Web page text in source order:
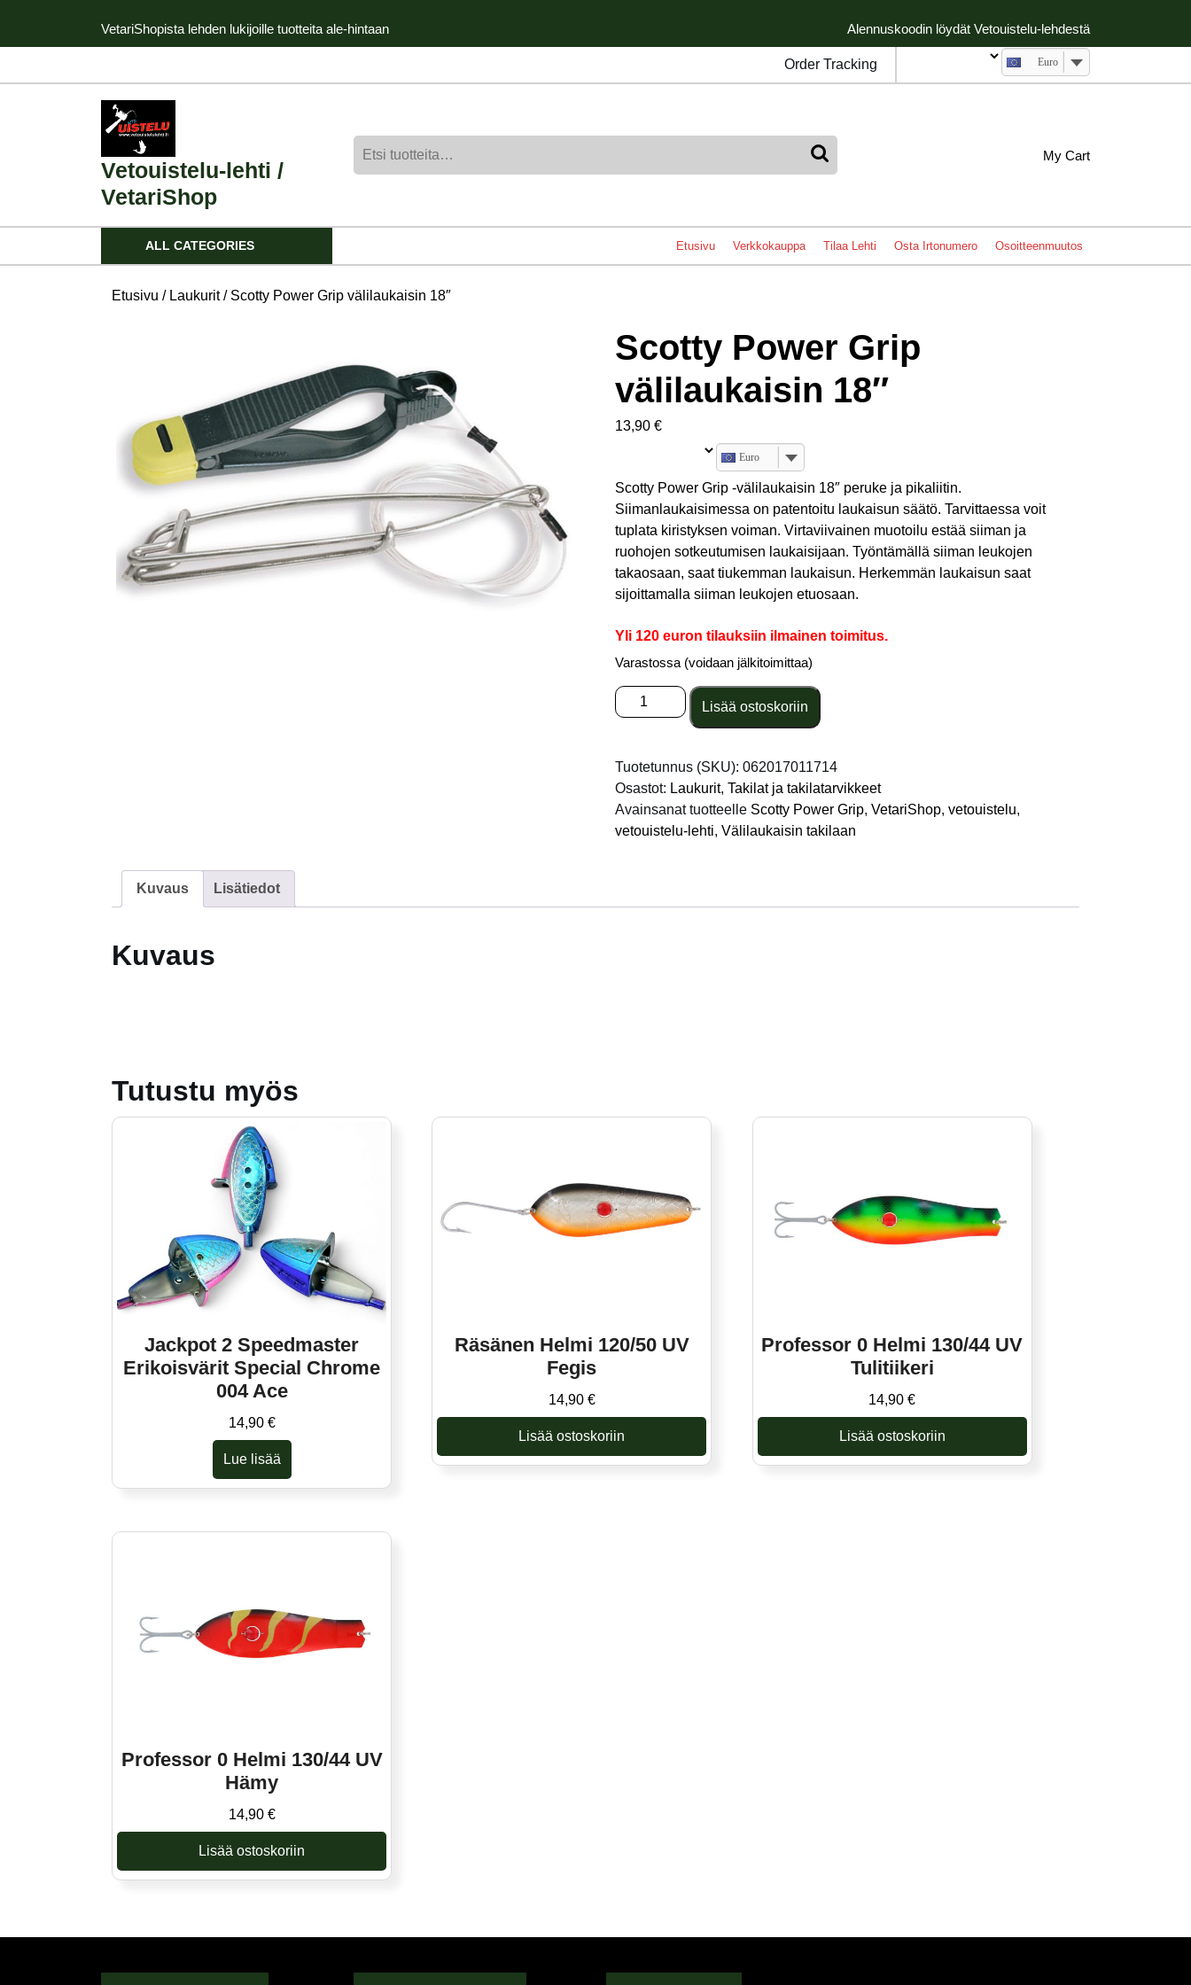
content
VetariShopista lehden lukijoille tuotteita ale-hintaan Alennuskoodin löydät Vetouistelu-lehdestä
Order Tracking Euro
Vetouistelu-lehti /
VetariShop
My Cartshopping
ALL CATEGORIES Etusivu Verkkokauppa Tilaa Lehti Osta Irtonumero Osoitteenmuutos
Etusivu / Laukurit/ Scotty Power Grip välilaukaisin 18″
Scotty Power Grip
välilaukaisin 18″
13,90 €
Euro
Scotty Power Grip -välilaukaisin 18″ peruke ja pikaliitin.
Siimanlaukaisimessa on patentoitu laukaisun säätö. Tarvittaessa voit
tuplata kiristyksen voiman. Virtaviivainen muotoilu estää siiman ja
ruohojen sotkeutumisen laukaisijaan. Työntämällä siiman leukojen
takaosaan, saat tiukemman laukaisun. Herkemmän laukaisun saat
sijoittamalla siiman leukojen etuosaan.
Yli 120 euron tilauksiin ilmainen toimitus.
Varastossa (voidaan jälkitoimittaa)
Scotty
Power
välilaukaisin
18"
määrä
Lisää ostoskoriin
Tuotetunnus (SKU): 062017011714
Osastot: Laukurit, Takilat ja takilatarvikkeet
Avainsanat tuotteelle Scotty Power Grip, VetariShop, vetouistelu,
vetouistelu-lehti, Välilaukaisin takilaan
Kuvaus Lisätiedot
Kuvaus
Tutustu myös
Jackpot 2 Speedmaster
Erikoisvärit Special Chrome
004 Ace
14,90 €
Lue lisää
Räsänen Helmi 120/50 UV
Fegis
14,90 €
Lisää ostoskoriin
Professor 0 Helmi 130/44 UV
Tulitiikeri
14,90€
Lisää ostoskoriin
Professor 0 Helmi 130/44 UV
Hämy
14,90 €
Lisää ostoskoriin